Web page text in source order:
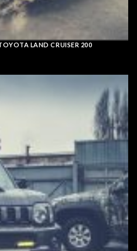
LAND CRUISER 200